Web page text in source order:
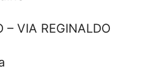
– VIA REGINALDO